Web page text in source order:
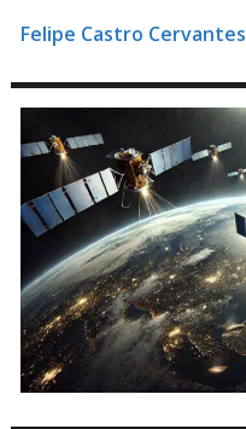
Felipe Castro Cervantes